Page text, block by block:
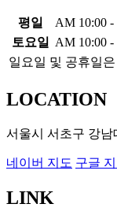
평일
AM 10:00 -
토요일
AM 10:00 -
일요일 및 공휴일
LOCATION
서울시 서초구 강남
네이버 지도 구글
LINK